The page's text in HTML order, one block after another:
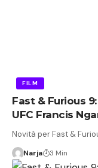
FILM
Fast & Furious
UFC Francis
Novità per Fast &
Narja 3 Min